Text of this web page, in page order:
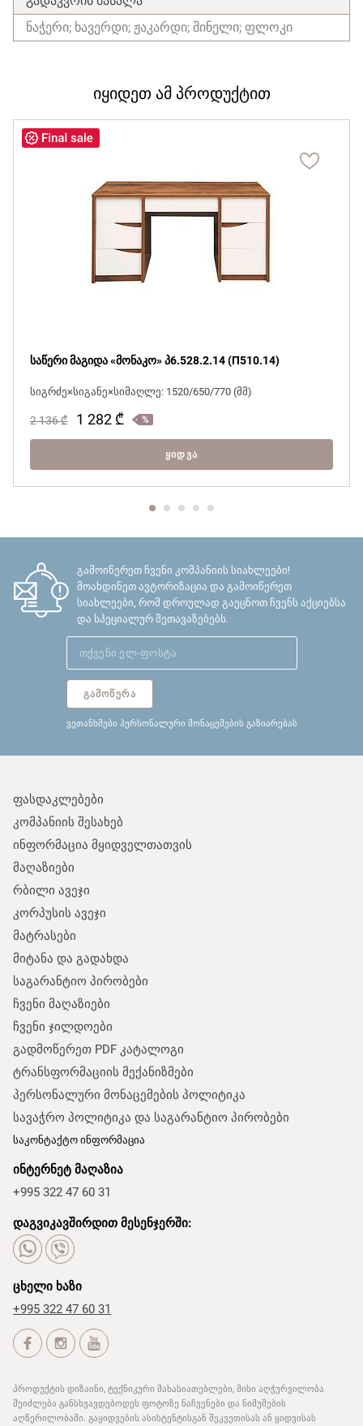
ნაჭერი; ხავერდი; ჟაკარდი; შინელი; ფლოკი
იყიდეთ ამ პროდუქტით
საწერი მაგიდა «მონაკო» პ6.528.2.14 (П510.14)
სიგრძე×სიგანე×სიმაღლე: 1520/650/770 (მმ)
2 136₾ 1 282 ₾
ᲧᲘᲓᲕᲐ
გამოიწერეთ ჩვენი კომპანიის სიახლეები!
მოახდინეთ ავტორიზაცია და გამოიწერეთ
სიახლეები, რომ დროულად გაეცნოთ ჩვენს აქციებსა
და სპეციალურ შეთავაზებებს.
ᲒᲐᲛᲝᲬᲔᲠᲐ
ვეთანხმები პერსონალური მონაცემების გაზიარებას
ფასდაკლებები
კომპანიის შესახებ
ინფორმაცია მყიდველთათვის
მაღაზიები
რბილი ავეჯი
კორპუსის ავეჯი
მატრასები
მიტანა და გადახდა
საგარანტიო პირობები
ჩვენი მაღაზიები
ჩვენი ჯილდოები
გადმოწერეთ PDF კატალოგი
ტრანსფორმაციის მექანიზმები
პერსონალური მონაცემების პოლიტიკა
სავაჭრო პოლიტიკა და საგარანტიო პირობები
საკონტაქტო ინფორმაცია
ინტერნეტ მაღაზია
+995 322 47 60 31
დაგვიკავშირდით მესენჯერში:
ცხელი ხაზი
+995 322 47 60 31
პროდუქტის დიზაინი, ტექნიკური მახასიათებლები, მისი აღჭურვილობა
შეიძლება განსხვავდებოდეს ფოტოზე ნაჩვენები და ნიმუშების
აღწერილობაში. გაყიდვების ასისტენტისგან შეკვეთისას ან ყიდვისას